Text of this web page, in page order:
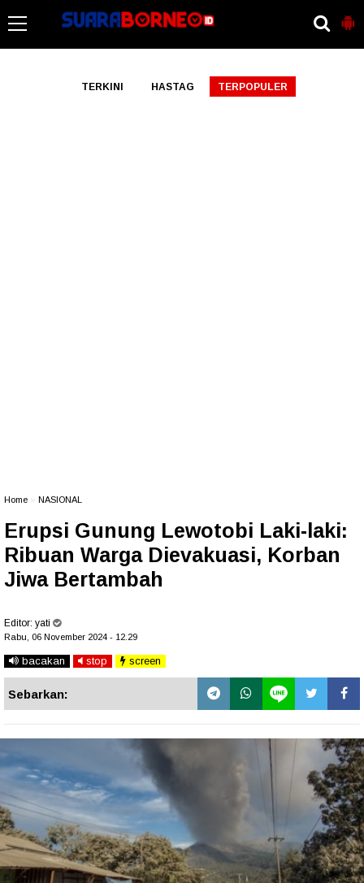
TERKINI HASTAG TERPOPULER
Home NASIONAL
Erupsi Gunung Lewotobi Laki-laki:
Ribuan Warga Dievakuasi, Korban
Jiwa Bertambah
Editor: yati
Rabu, 06 November 2024 - 12.29
bacakan stop screen
Sebarkan: